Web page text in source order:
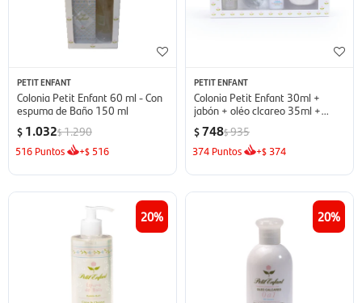
PETIT ENFANT
Colonia Petit Enfant 60 ml - Con
espuma de Baño 150 ml
$ 1.032$1.290
516 Puntos +$ 516
PETIT ENFANT
Colonia Petit Enfant 30ml +
jabón + oléo clcareo 35ml +
espuma de baño 30ml - Pack
Infantil
$748$935
374 Puntos +$ 374
20 20